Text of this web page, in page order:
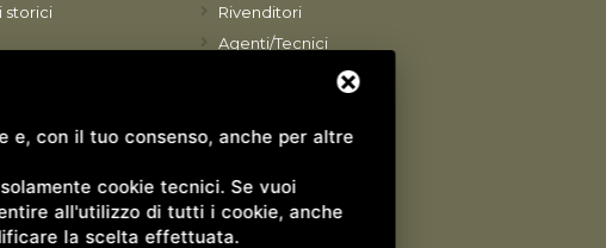
storici
micro/nano Por
conto terzi
tecnica
Rivenditori
Agenti/Tecnici
e, con il tuo consenso, anche per altre
cookie tecnici. Se vuoi
all'utilizzo di tutti i cookie, anche
la scelta effettuata.